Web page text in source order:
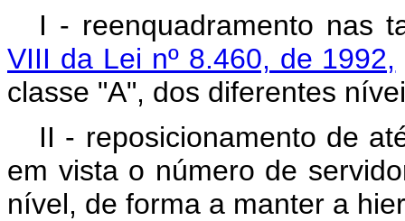
I - reenquadramento nas
VIII da Lei nº 8.460, de 1992,
classe "A", dos diferentes
II - reposicionamento de
em vista o número de
nível, de forma a manter a